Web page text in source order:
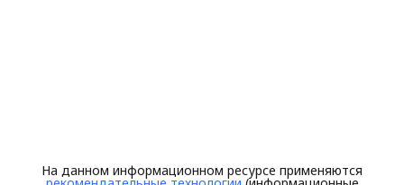
На данном информационном ресурсе применяются